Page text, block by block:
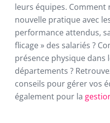
leurs équipes.
nouvelle pratique avec
performance attendus,
flicage » des salariés ?
présence physique dans
départements ?
conseils pour gérer vos
également pour la